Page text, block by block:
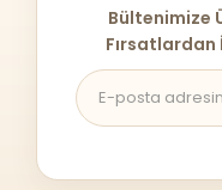
Bültenimize
Fırsatlardan